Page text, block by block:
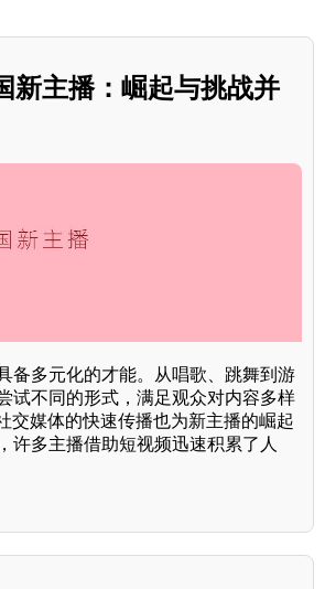
新主播：崛起与挑战并
备多元化的才能。从唱歌、跳舞到游
试不同的形式，满足观众对内容多样
交媒体的快速传播也为新主播的崛起
许多主播借助短视频迅速积累了人